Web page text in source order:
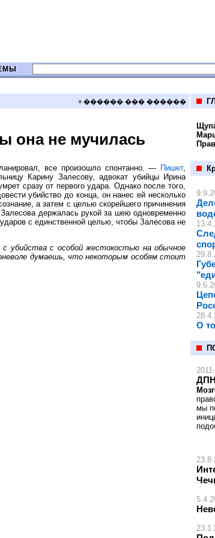
» ������ ��� ������
она не мучилась
все произошло спонтанно. — Пишет,
Карину Залесову, адвокат убийцы Ирина
сразу от первого удара. Однако после того,
убийство до конца, он нанес ей несколько
а затем с целью скорейшего причинения
держалась рукой за шею одновременно
с единственной целью, чтобы Залесова не
убийства с особой жестокостью на обычное
думаешь, что некоторым особям стоит
О
мы